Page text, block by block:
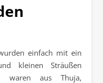
einfach mit ein
kleinen Sträußen
waren aus Thuja,